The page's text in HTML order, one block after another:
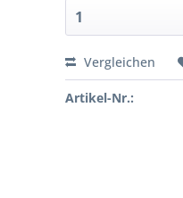
Vergleichen
Artikel-Nr.: